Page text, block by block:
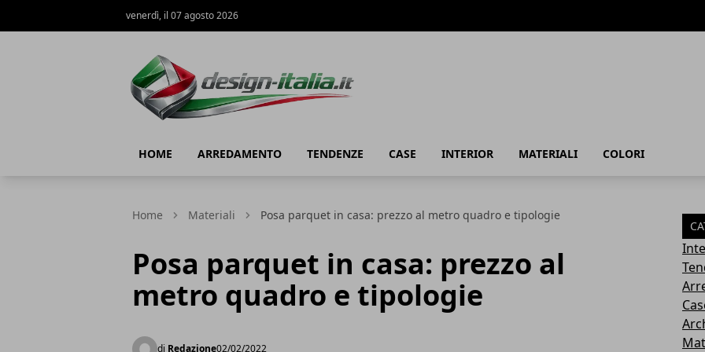
venerdì, il 07 agosto 2026
HOME ARREDAMENTO TENDENZE CASE INTERIOR MATERIALI COLORI
Home Materiali Posa parquet in casa: prezzo al metro quadro e tipologie
Posa parquet in casa: prezzo al
metro quadro e tipologie
di Redazione02/02/2022